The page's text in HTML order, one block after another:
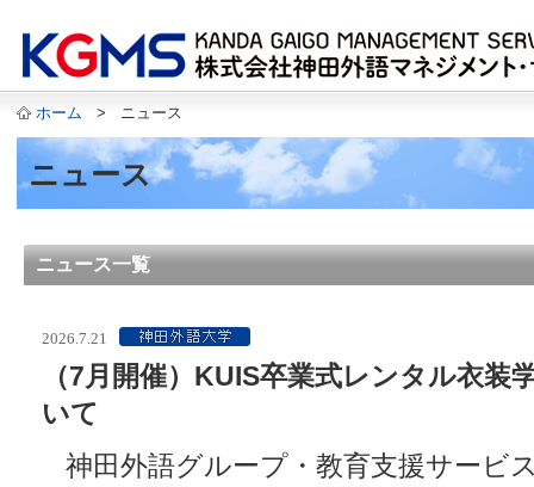
ホーム > ニュース
ニュース
ニュース一覧
2026.7.21
（7月開催）KUIS卒業式レンタル衣装
いて
神田外語グループ・教育支援サービ